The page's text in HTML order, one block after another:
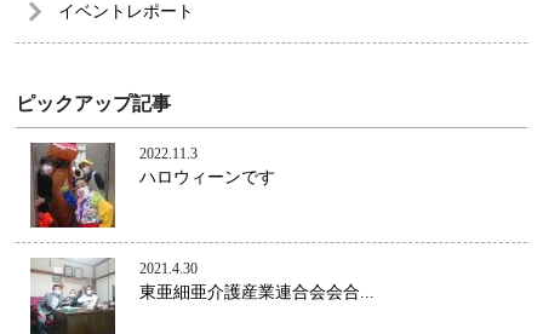
イベントレポート
ピックアップ記事
2022.11.3
ハロウィーンです
2021.4.30
東亜細亜介護産業連合会会合...